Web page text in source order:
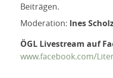
Beiträgen.
Moderation: Ines
ÖGL Livestream auf
www.facebook.com/